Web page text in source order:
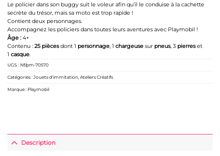
Le policier dans son buggy suit le voleur afin qu’il le conduise à la cachette
secrète du trésor, mais sa moto est trop rapide !
Contient deux personnages.
Accompagnez les policiers dans toutes leurs aventures avec Playmobil !
Âge : 4+
Contenu : 25 piècesdont 1 personnage , 1 chargeuse sur pneus, 3 pierreset
1 casque
UGS : Nf/pm-70570
Catégories :Jouets d'immitation Ateliers Créatifs
Marque : Playmobil
Description